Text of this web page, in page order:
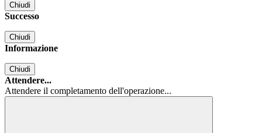
Chiudi
Successo
Chiudi
Informazione
Chiudi
Attendere...
Attendere il completamento dell'operazione...